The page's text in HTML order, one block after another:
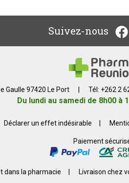
Suivez-nous
Gaulle 97420 Le Port Tél: +262 2
Du lundi au samedi de 8h00 à
Déclarer un effet indésirable
Paiement
dans la pharmacie Livraison chez